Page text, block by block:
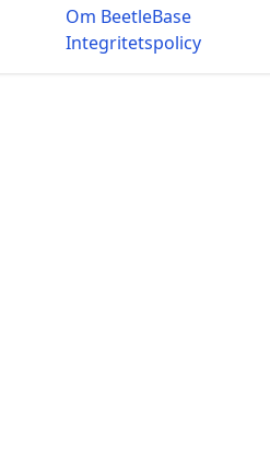
Om BeetleBase
Integritetspolicy